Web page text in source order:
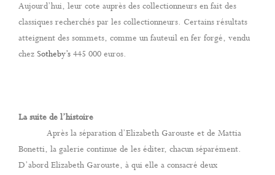
Aujourd’hui, leur cote auprès des collectionneurs en fait des
classiques recherchés par les collectionneurs. Certains résultats
atteignent des sommets, comme un fauteuil en fer forgé, vendu
chez Sotheby’s 445 000 euros.
La suite de l’histoire
Après la séparation d’Elizabeth Garouste et de Mattia
Bonetti, la galerie continue de les éditer, chacun séparément.
D’abord Elizabeth Garouste, à qui elle a consacré deux